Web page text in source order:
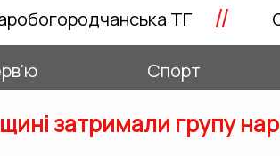
ТГ //
Спорт
затримали групу